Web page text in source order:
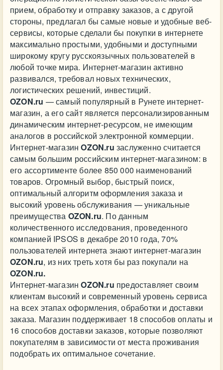
прием, обработку и отправку заказов, а с другой
стороны, предлагал бы самые новые и удобные веб-
сервисы, которые сделали бы покупки в интернете
максимально простыми, удобными и доступными
широкому кругу русскоязычных пользователей в
любой точке мира. Интернет-магазин активно
развивался, требовал новых технических,
логистических решений, инвестиций.
OZON.ru — самый популярный в Рунете интернет-
магазин, а его сайт является персонализированным
динамическим интернет-ресурсом, не имеющим
аналогов в российской электронной коммерции.
Интернет-магазинOZON.ru заслуженно считается
самым большим российским интернет-магазином: в
его ассортименте более 850 000 наименований
товаров. Огромный выбор, быстрый поиск,
оптимальный алгоритм оформления заказа и
высокий уровень обслуживания — уникальные
преимущества OZON.ru. По данным
количественного исследования, проведенного
компанией IPSOS в декабре 2010 года, 70%
пользователей интернета знают интернет-магазин
OZON.ru, из них треть хотя бы раз покупали на
OZON.ru.
Интернет-магазин OZON.ru предоставляет своим
клиентам высокий и современный уровень сервиса
на всех этапах оформления, обработки и доставки
заказа. Магазин поддерживает 18 способов оплаты и
16 способов доставки заказов, которые позволяют
покупателям в зависимости от места проживания
подобрать их оптимальное сочетание.